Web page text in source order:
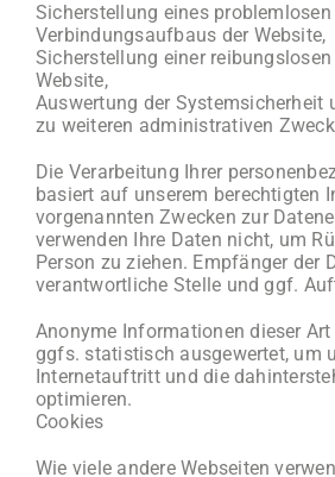
Sicherstellung eines problemlosen
Verbindungsaufbaus der Website,
Sicherstellung einer
Website,
Auswertung der Systemsicherheit
zu weiteren administrativen
Die Verarbeitung Ihrer
basiert auf unserem berechtigten
vorgenannten Zwecken zur
verwenden Ihre Daten nicht, um
Person zu ziehen. Empfänger der
verantwortliche Stelle und ggf.
Anonyme Informationen dieser
ggfs. statistisch ausgewertet, um
Internetauftritt und die
optimieren.
Cookies
Wie viele andere Webseiten